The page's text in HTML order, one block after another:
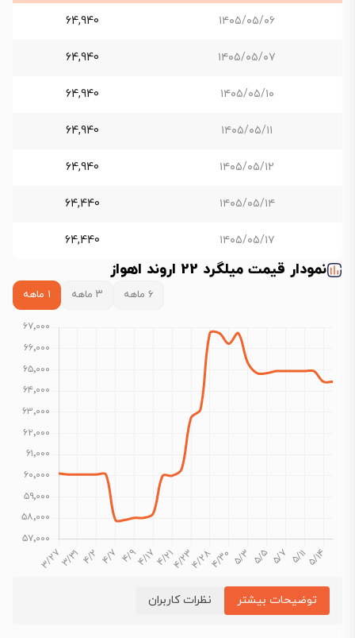
۱۴۰۵/۰۵/۰۶ 64,940
۱۴۰۵/۰۵/۰۷ 64,940
۱۴۰۵/۰۵/۱۰ 64,940
۱۴۰۵/۰۵/۱۱ 64,940
۱۴۰۵/۰۵/۱۲ 64,940
۱۴۰۵/۰۵/۱۴ 64,440
۱۴۰۵/۰۵/۱۷ 64,440
نمودار قیمت میلگرد 22 اروند اهواز
۶ ماهه ۳ ماهه ۱ ماهه
توضیحات بیشتر نظرات کاربران